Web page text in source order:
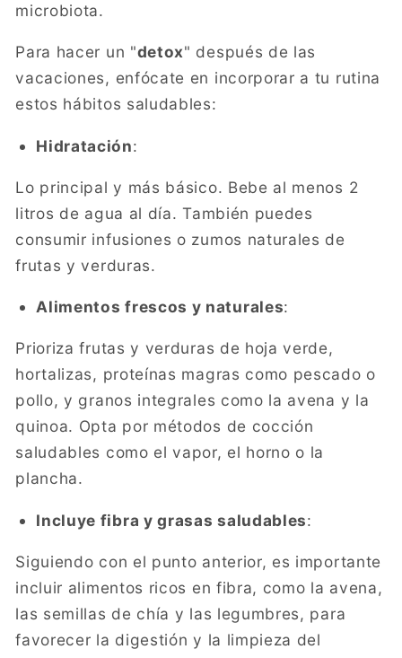
microbiota.
Para hacer un "detox" después de las
vacaciones, enfócate en incorporar a tu rutina
estos hábitos saludables:
Hidratación:
Lo principal y más básico. Bebe al menos 2
litros de agua al día. También puedes
consumir infusiones o zumos naturales de
frutas y verduras.
Alimentos frescos y naturales:
Prioriza frutas y verduras de hoja verde,
hortalizas, proteínas magras como pescado o
pollo, y granos integrales como la avena y la
quinoa. Opta por métodos de cocción
saludables como el vapor, el horno o la
plancha.
Incluye fibra y grasas saludables:
Siguiendo con el punto anterior, es importante
incluir alimentos ricos en fibra, como la avena,
las semillas de chía y las legumbres, para
favorecer la digestión y la limpieza del